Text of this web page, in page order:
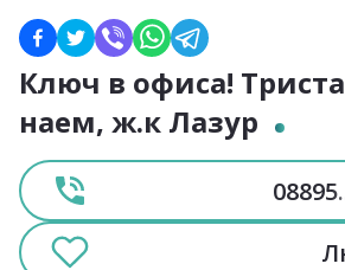
Ключ в офиса!
наем, ж.к Лазур
08895